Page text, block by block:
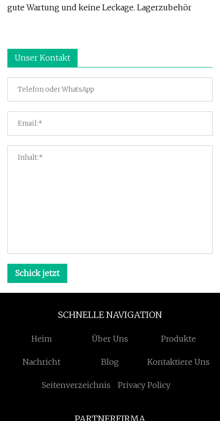
gute Wartung und keine Leckage. Lagerzubehör
Unser Kontakt
Schick jetzt
SCHNELLE NAVIGATION
Heim Über Uns Produkte
Nachricht Blog Kontaktiere Uns
Seitenverzeichnis Privacy Policy